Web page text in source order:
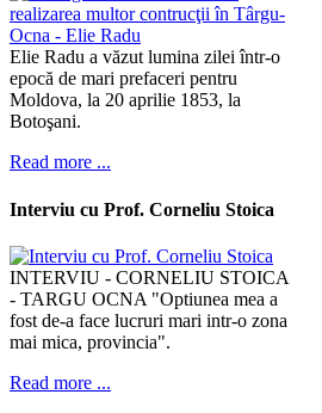
Elie Radu a văzut lumina zilei într-o
epocă de mari prefaceri pentru
Moldova, la 20 aprilie 1853, la
Botoşani.
Read more ...
Interviu cu Prof. Corneliu Stoica
INTERVIU - CORNELIU STOICA
- TARGU OCNA "Optiunea mea a
fost de-a face lucruri mari intr-o zona
mai mica, provincia".
Read more ...